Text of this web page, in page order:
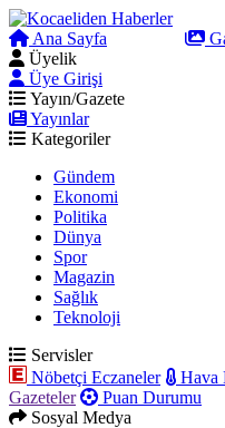
Ana Sayfa
Üyelik
Üye Girişi
Yayın/Gazete
Yayınlar
Kategoriler
Gündem
Ekonomi
Politika
Dünya
Spor
Magazin
Sağlık
Teknoloji
Servisler
Nöbetçi Eczaneler
Hava
Gazeteler
Puan Durumu
Sosyal Medya